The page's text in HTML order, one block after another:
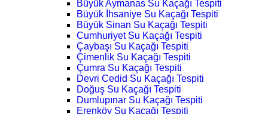
Büyük Aymanas Su Kaçağı Tespiti
Büyük İhsaniye Su Kaçağı Tespiti
Büyük Sinan Su Kaçağı Tespiti
Cumhuriyet Su Kaçağı Tespiti
Çaybaşı Su Kaçağı Tespiti
Çimenlik Su Kaçağı Tespiti
Çumra Su Kaçağı Tespiti
Devri Cedid Su Kaçağı Tespiti
Doğuş Su Kaçağı Tespiti
Dumlupınar Su Kaçağı Tespiti
Erenköy Su Kaçağı Tespiti